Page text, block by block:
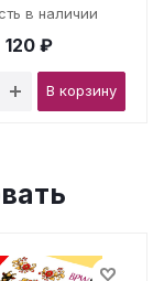
в наличии
120 ₽
В корзину